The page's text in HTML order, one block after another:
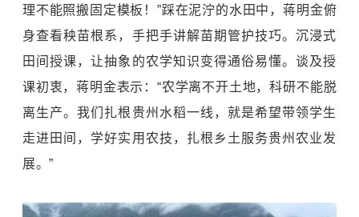
理不能照搬固定模板！”踩在泥泞的水田中，蒋明金俯
身查看秧苗根系，手把手讲解苗期管护技巧。沉浸式
田间授课，让抽象的农学知识变得通俗易懂。谈及授
课初衷，蒋明金表示：“农学离不开土地，科研不能脱
离生产。我们扎根贵州水稻一线，就是希望带领学生
走进田间，学好实用农技，扎根乡土服务贵州农业发
展。”